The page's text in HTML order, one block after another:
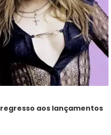
aos lançamentos